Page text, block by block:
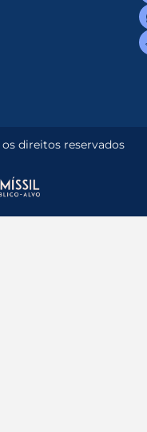
direitos reservados